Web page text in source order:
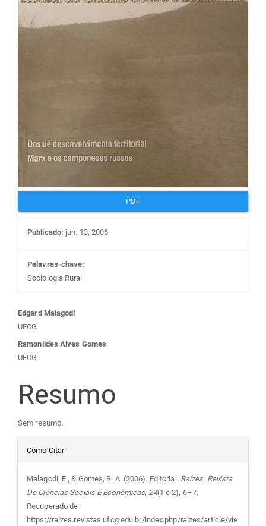
artigos
PDF
Publicado: jun. 13, 2006
Palavras-chave:
Sociologia Rural
Conteúdo
do
artigo
principal
Edgard Malagodi
UFCG
Ramonildes Alves Gomes
UFCG
Resumo
Sem resumo.
Detalhes
do
artigo
Como Citar
Malagodi, E., & Gomes, R. A. (2006). Editorial. Raízes: Revista
De Ciências Sociais E Econômicas, 24(1 e 2), 6–7.
Recuperado de
https://raizes.revistas.ufcg.edu.br/index.php/raizes/article/vie